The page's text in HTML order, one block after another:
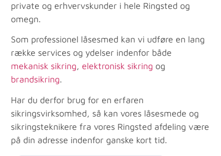
private og erhvervskunder i hele Ringsted og
omegn.
Som professionel låsesmed kan vi udføre en lang
række services og ydelser indenfor både
mekanisk sikring, elektronisk sikring og
brandsikring.
Har du derfor brug for en erfaren
sikringsvirksomhed, så kan vores låsesmede og
sikringsteknikere fra vores Ringsted afdeling være
på din adresse indenfor ganske kort tid.